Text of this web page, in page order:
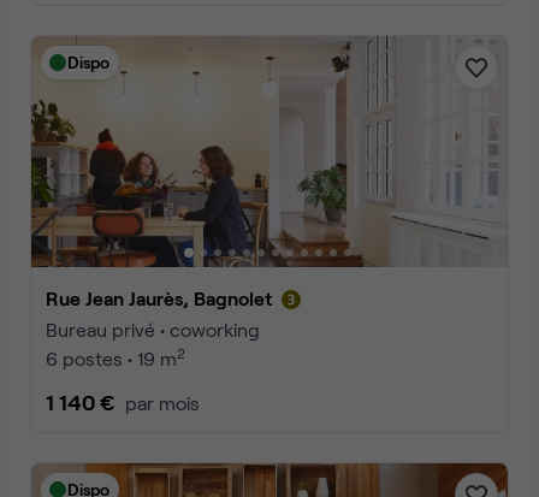
Dispo
Rue Jean Jaurès, Bagnolet
Bureau privé • coworking
6 postes • 19 m2
1 140 € par mois
Dispo